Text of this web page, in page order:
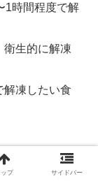
1時間程度で解
衛生的に解凍
解凍したい食
能を使用。
向きを変える
ップ サイドバー